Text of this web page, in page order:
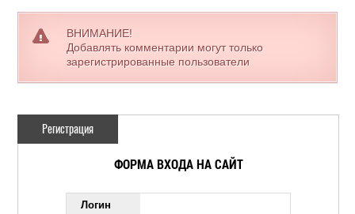
ВНИМАНИЕ!
Добавлять комментарии могут только
зарегистрированные пользователи
Регистрация
ФОРМА ВХОДА НА САЙТ
Логин